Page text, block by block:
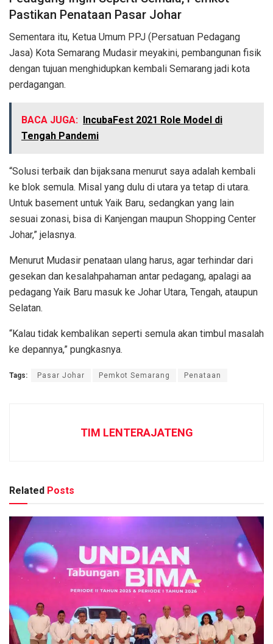
Pastikan Penataan Pasar Johar
Sementara itu, Ketua Umum PPJ (Persatuan Pedagang
Jasa) Kota Semarang Mudasir meyakini, pembangunan fisik
dengan tujuan menghidupkan kembali Semarang jadi kota
perdagangan.
BACA JUGA: IncubaFest 2021 Role Model di
Tengah Pandemi
“Solusi terbaik dan bijaksana menurut saya adalah kembali
ke blok semula. Misal yang dulu di utara ya tetap di utara.
Untuk basement untuk Yaik Baru, sedangkan yang lain
sesuai zonasi, bisa di Kanjengan maupun Shopping Center
Johar,” jelasnya.
Menurut Mudasir penataan ulang harus, agar terhindar dari
gesekan dan kesalahpahaman antar pedagang, apalagi aa
pedagang Yaik Baru masuk ke Johar Utara, Tengah, ataupun
Selatan.
“Kalau tidak kembalikan seperti semula akan timbul masalah
ke depannya,” pungkasnya.
Tags: Pasar Johar Pemkot Semarang Penataan
TIM LENTERAJATENG
Related Posts